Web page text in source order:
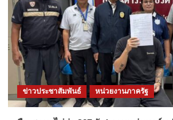
ข่าวประชาสัมพันธ์ หน่วยงานภาครัฐ